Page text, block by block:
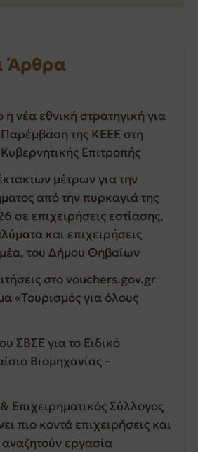
Άρθρα
η νέα εθνική στρατηγική για
Παρέμβαση της ΚΕΕΕ στη
Επιτροπής
μέτρων για την
από την πυρκαγιά της
σε επιχειρήσεις εστίασης,
και επιχειρήσεις
του Δήμου Θηβαίων
στο vouchers.gov.gr
«Τουρισμός για όλους
ΣΒΣΕ για το Ειδικό
Βιομηχανίας –
Επιχειρηματικός Σύλλογος
πιο κοντά επιχειρήσεις και
εργασία